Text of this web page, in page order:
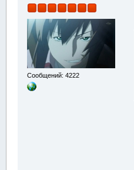
Сообщений: 4222